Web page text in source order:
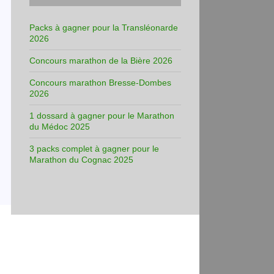
Packs à gagner pour la Transléonarde
2026
Concours marathon de la Bière 2026
Concours marathon Bresse-Dombes
2026
1 dossard à gagner pour le Marathon
du Médoc 2025
3 packs complet à gagner pour le
Marathon du Cognac 2025